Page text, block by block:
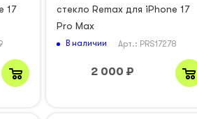
17
стекло Remax для iPhone 17
Pro Max
В наличии Арт.: PRS17278
2 000 ₽